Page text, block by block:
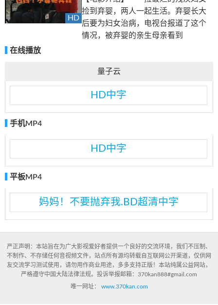
HD
捡到弃婴，两人一起生活。弃婴长大
后要为妇女治病，电视台报道了这个
情况，被弃婴的亲生母亲看到
在线播放
量子云
HD中字
手机MP4
HD中字
平板MP4
妈妈！不要抛弃我.BD超清中字
严正声明：本站旨在为广大影视爱好者提供一个良好的交流环境，我们不压制、
不制作、不存储任何音视频文件，站点所有源均转载自互联网公开渠道，仅供网
友交流学习测试使用，请勿用作商业用途，多多支持正版！本站纯属公益网站，
严格遵守中国大陆法律法规。投诉举报邮箱：370kan888#gmail.com
唯一网址： www.370kan.com